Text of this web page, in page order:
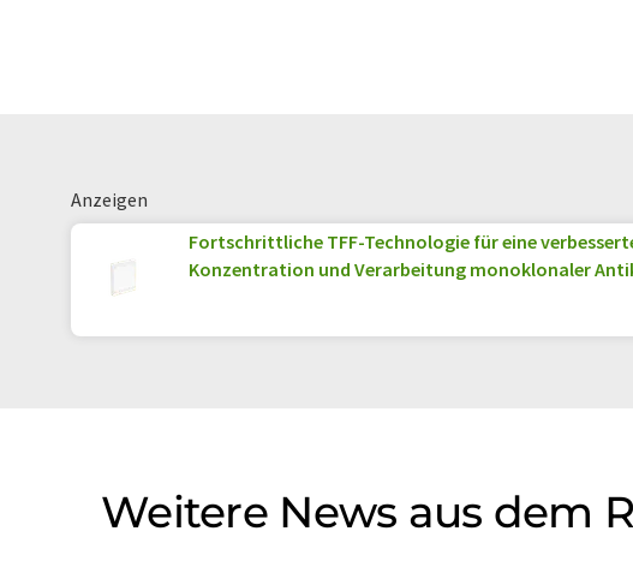
Anzeigen
Fortschrittliche TFF-Technologie für eine
Konzentration und Verarbeitung monoklonaler
Weitere News aus dem